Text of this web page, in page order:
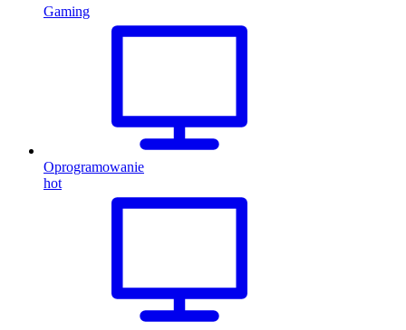
Gaming
Oprogramowanie
hot